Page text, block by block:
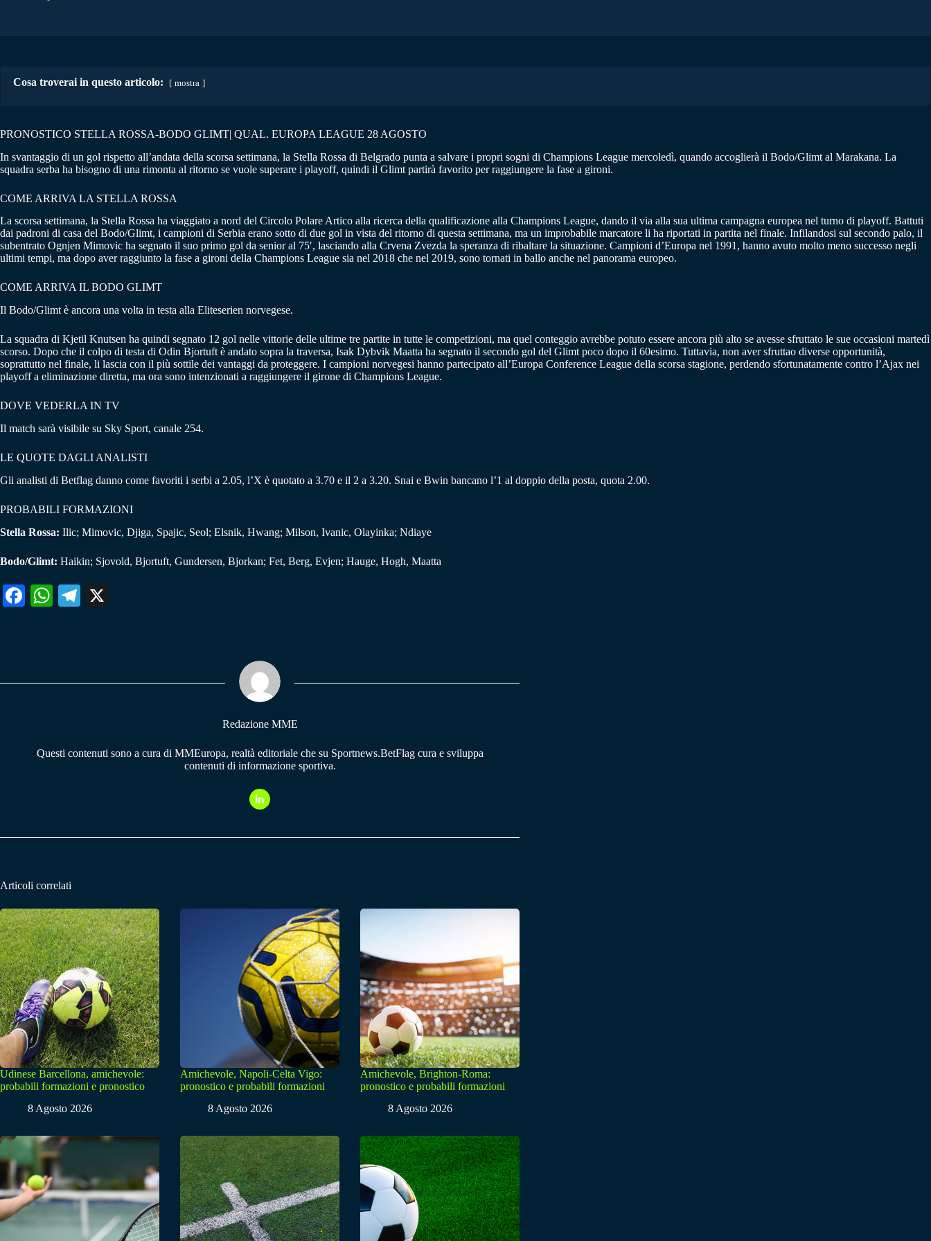
Cosa troverai in questo articolo: mostra
PRONOSTICO STELLA ROSSA-BODO GLIMT| QUAL. EUROPA LEAGUE 28 AGOSTO
In svantaggio di un gol rispetto all’andata della scorsa settimana, la Stella Rossa di Belgrado punta a salvare i propri sogni di Champions League mercoledì, quando accoglierà il Bodo/Glimt al Marakana. La
squadra serba ha bisogno di una rimonta al ritorno se vuole superare i playoff, quindi il Glimt partirà favorito per raggiungere la fase a gironi.
COME ARRIVA LA STELLA ROSSA
La scorsa settimana, la Stella Rossa ha viaggiato a nord del Circolo Polare Artico alla ricerca della qualificazione alla Champions League, dando il via alla sua ultima campagna europea nel turno di playoff. Battuti
dai padroni di casa del Bodo/Glimt, i campioni di Serbia erano sotto di due gol in vista del ritorno di questa settimana, ma un improbabile marcatore li ha riportati in partita nel finale. Infilandosi sul secondo palo, il
subentrato Ognjen Mimovic ha segnato il suo primo gol da senior al 75′, lasciando alla Crvena Zvezda la speranza di ribaltare la situazione. Campioni d’Europa nel 1991, hanno avuto molto meno successo negli
ultimi tempi, ma dopo aver raggiunto la fase a gironi della Champions League sia nel 2018 che nel 2019, sono tornati in ballo anche nel panorama europeo.
COME ARRIVA IL BODO GLIMT
Il Bodo/Glimt è ancora una volta in testa alla Eliteserien norvegese.
La squadra di Kjetil Knutsen ha quindi segnato 12 gol nelle vittorie delle ultime tre partite in tutte le competizioni, ma quel conteggio avrebbe potuto essere ancora più alto se avesse sfruttato le sue occasioni martedì
scorso. Dopo che il colpo di testa di Odin Bjortuft è andato sopra la traversa, Isak Dybvik Maatta ha segnato il secondo gol del Glimt poco dopo il 60esimo. Tuttavia, non aver sfruttao diverse opportunità,
soprattutto nel finale, li lascia con il più sottile dei vantaggi da proteggere. I campioni norvegesi hanno partecipato all’Europa Conference League della scorsa stagione, perdendo sfortunatamente contro l’Ajax nei
playoff a eliminazione diretta, ma ora sono intenzionati a raggiungere il girone di Champions League.
DOVE VEDERLA IN TV
Il match sarà visibile su Sky Sport, canale 254.
LE QUOTE DAGLI ANALISTI
Gli analisti di Betflag danno come favoriti i serbi a 2.05, l’X è quotato a 3.70 e il 2 a 3.20. Snai e Bwin bancano l’1 al doppio della posta, quota 2.00.
PROBABILI FORMAZIONI
Stella Rossa: Ilic; Mimovic, Djiga, Spajic, Seol; Elsnik, Hwang; Milson, Ivanic, Olayinka; Ndiaye
Bodo/Glimt: Haikin; Sjovold, Bjortuft, Gundersen, Bjorkan; Fet, Berg, Evjen; Hauge, Hogh, Maatta
Fa W
pp
Te
m
Redazione MME
Questi contenuti sono a cura di MMEuropa, realtà editoriale che su Sportnews.BetFlag cura e sviluppa
contenuti di informazione sportiva.
Articoli correlati
Udinese Barcellona, amichevole:
probabili formazioni e pronostico
8 Agosto 2026
Amichevole, Napoli-Celta Vigo:
pronostico e probabili formazioni
8 Agosto 2026
Amichevole, Brighton-Roma:
pronostico e probabili formazioni
8 Agosto 2026